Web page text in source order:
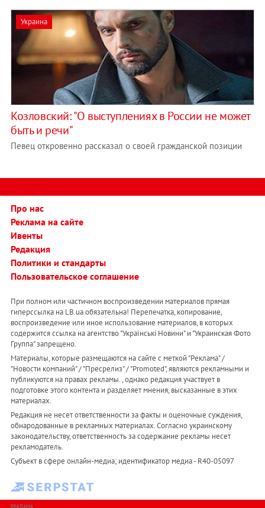
Украина
Козловский: "О выступлениях в России не может
быть и речи"
Певец откровенно рассказал о своей гражданской позиции
Про нас
Реклама на сайте
Ивенты
Редакция
Политики и стандарты
Пользовательское соглашение
При полном или частичном воспроизведении материалов прямая
гиперссылка на LB.ua обязательна! Перепечатка, копирование,
воспроизведение или иное использование материалов, в которых
содержится ссылка на агентство "Українськi Новини" и "Украинская Фото
Группа" запрещено.
Материалы, которые размещаются на сайте с меткой "Реклама" /
"Новости компаний" / "Пресрелиз" / "Promoted", являются рекламными и
публикуются на правах рекламы. , однако редакция участвует в
подготовке этого контента и разделяет мнения, высказанные в этих
материалах.
Редакция не несет ответственности за факты и оценочные суждения,
обнародованные в рекламных материалах. Согласно украинскому
законодательству, ответственность за содержание рекламы несет
рекламодатель.
Субъект в сфере онлайн-медиа; идентификатор медиа - R40-05097
РЕКЛАМА